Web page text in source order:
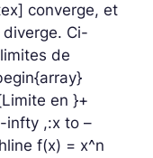
converge, et
Ci-
de
en }+
infty ,:x to –
f(x) = x^n